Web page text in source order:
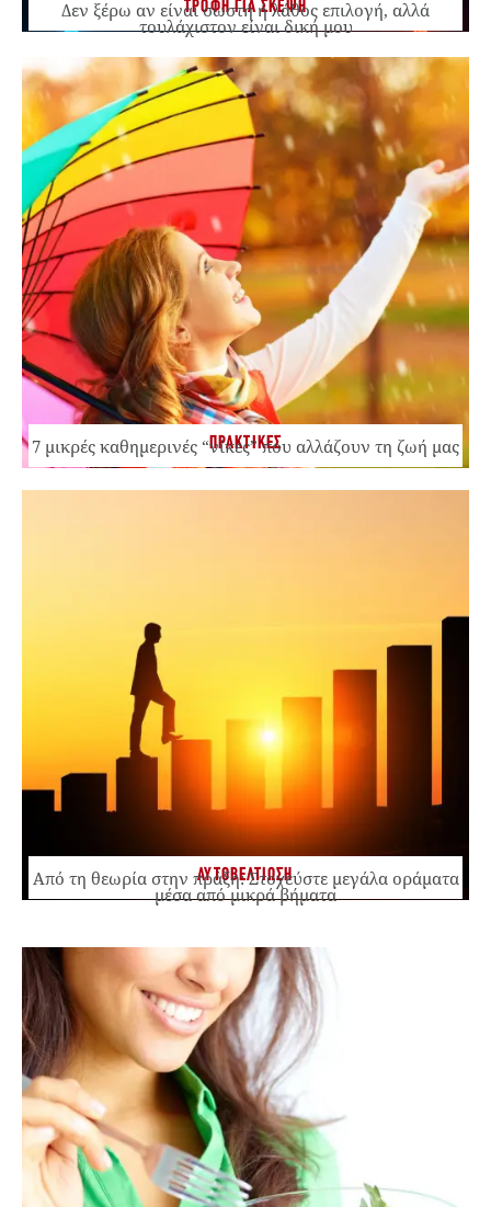
ΤΡΟΦΗ ΓΙΑ ΣΚΕΨΗ
Δεν ξέρω αν είναι σωστή ή λάθος επιλογή, αλλά
τουλάχιστον είναι δική μου
ΠΡΑΚΤΙΚΕΣ
7 μικρές καθημερινές “νίκες” που αλλάζουν τη ζωή μας
ΑΥΤΟΒΕΛΤΙΩΣΗ
Από τη θεωρία στην πράξη: Στοχεύστε μεγάλα οράματα
μέσα από μικρά βήματα